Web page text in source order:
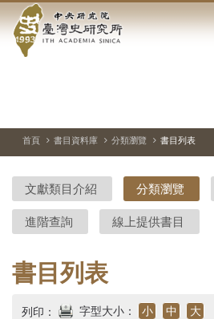
到中
央
院-
臺
灣
史
研
究
首頁 書目資料庫 分類瀏覽 書目列表
文獻類目介紹 分類瀏覽
進階查詢 線上提供書目
書目列表
列印： 字型大小： 小 中 大